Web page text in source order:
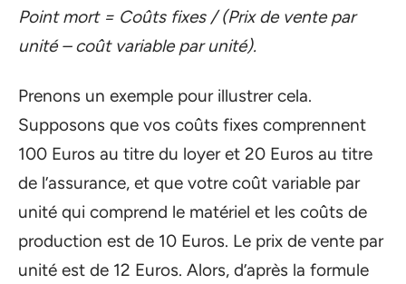
Point mort = Coûts fixes / (Prix de vente par
unité – coût variable par unité).
Prenons un exemple pour illustrer cela.
Supposons que vos coûts fixes comprennent
100 Euros au titre du loyer et 20 Euros au titre
de l’assurance, et que votre coût variable par
unité qui comprend le matériel et les coûts de
production est de 10 Euros. Le prix de vente par
unité est de 12 Euros. Alors, d’après la formule